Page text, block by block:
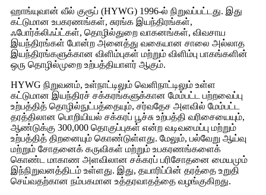
ஹாங்யுவான் வீல் குரூப் (HYWG) 1996-ல் நிறுவப்பட்டது. இது
கட்டுமான உபகரணங்கள், சுரங்க இயந்திரங்கள்,
ஃபோர்க்லிஃப்ட்கள், தொழில்துறை வாகனங்கள், விவசாய
இயந்திரங்கள் போன்ற அனைத்து வகையான சாலை அல்லாத
இயந்திரங்களுக்கான விளிம்புகள் மற்றும் விளிம்பு பாகங்களின்
ஒரு தொழில்முறை உற்பத்தியாளர் ஆகும்.
HYWG நிறுவனம், உள்நாட்டிலும் வெளிநாட்டிலும் உள்ள
கட்டுமான இயந்திரச் சக்கரங்களுக்கான மேம்பட்ட பற்றவைப்பு
உற்பத்தித் தொழில்நுட்பத்தையும், சர்வதேச அளவில் மேம்பட்ட
தரத்திலான பொறியியல் சக்கரப் பூச்சு உற்பத்தி வரிசையையும்,
ஆண்டுக்கு 300,000 தொகுப்புகள் என்ற வடிவமைப்பு மற்றும்
உற்பத்தித் திறனையும் கொண்டுள்ளது. மேலும், பல்வேறு ஆய்வு
மற்றும் சோதனைக் கருவிகள் மற்றும் உபகரணங்களைக்
கொண்ட மாகாண அளவிலான சக்கரப் பரிசோதனை மையமும்
இந்நிறுவனத்திடம் உள்ளது. இது, தயாரிப்பின் தரத்தை உறுதி
செய்வதற்கான நம்பகமான உத்தரவாதத்தை வழங்குகிறது.